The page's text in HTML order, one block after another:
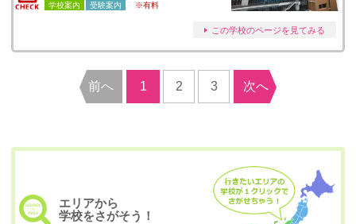
学校案内 受験案内 ※有料
この学校のページを見てみる
前へ 1 2 3 次へ
エリアから
学校をさがそう！